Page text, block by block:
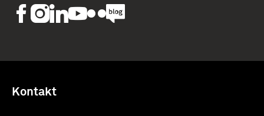
Kontakt